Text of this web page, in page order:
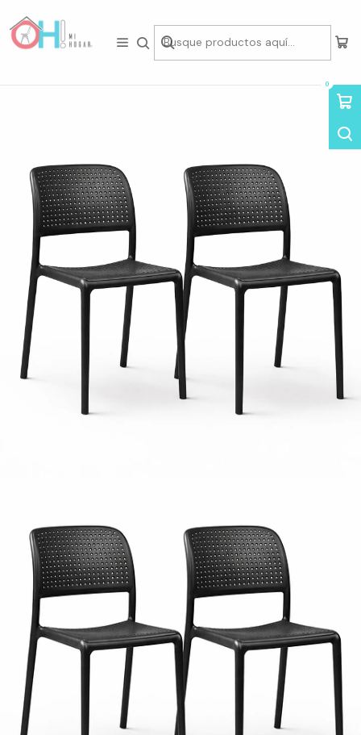
0
Inicio Packs de Asientos Sillas en Pack
Pack de 2 Sillas Hoffman Enrejadas